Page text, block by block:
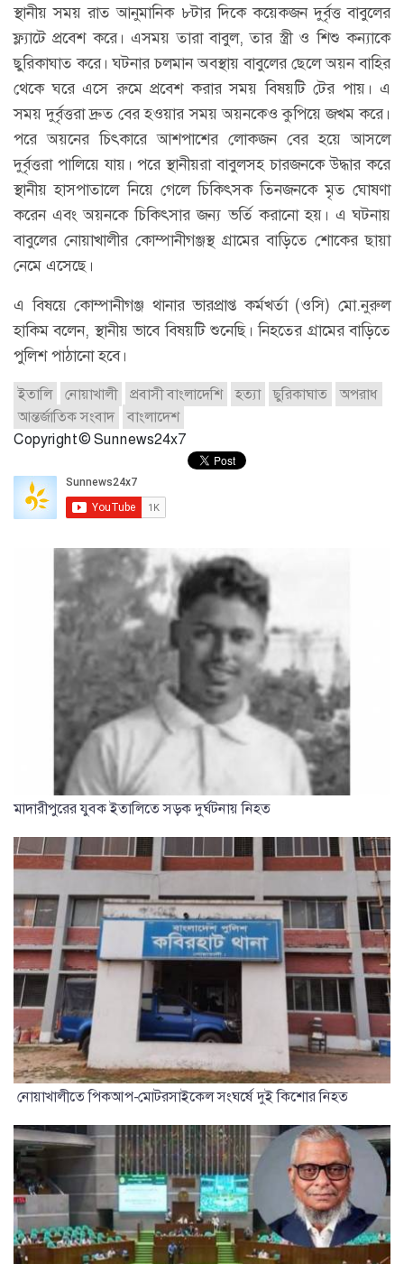
স্থানীয় সময় রাত আনুমানিক ৮টার দিকে কয়েকজন দুর্বৃত্ত বাবুলের
ফ্ল্যাটে প্রবেশ করে। এসময় তারা বাবুল, তার স্ত্রী ও শিশু কন্যাকে
ছুরিকাঘাত করে। ঘটনার চলমান অবস্থায় বাবুলের ছেলে অয়ন বাহির
থেকে ঘরে এসে রুমে প্রবেশ করার সময় বিষয়টি টের পায়। এ
সময় দুর্বৃত্তরা দ্রুত বের হওয়ার সময় অয়নকেও কুপিয়ে জখম করে।
পরে অয়নের চিৎকারে আশপাশের লোকজন বের হয়ে আসলে
দুর্বৃত্তরা পালিয়ে যায়। পরে স্থানীয়রা বাবুলসহ চারজনকে উদ্ধার করে
স্থানীয় হাসপাতালে নিয়ে গেলে চিকিৎসক তিনজনকে মৃত ঘোষণা
করেন এবং অয়নকে চিকিৎসার জন্য ভর্তি করানো হয়। এ ঘটনায়
বাবুলের নোয়াখালীর কোম্পানীগঞ্জস্থ গ্রামের বাড়িতে শোকের ছায়া
নেমে এসেছে।
এ বিষয়ে কোম্পানীগঞ্জ থানার ভারপ্রাপ্ত কর্মখর্তা (ওসি) মো.নুরুল
হাকিম বলেন, স্থানীয় ভাবে বিষয়টি শুনেছি। নিহতের গ্রামের বাড়িতে
পুলিশ পাঠানো হবে।
ইতালি নোয়াখালী প্রবাসী বাংলাদেশি হত্যা ছুরিকাঘাত
অপরাধ
আন্তর্জাতিক সংবাদ
বাংলাদেশ
Copyright © Sunnews24x7
মাদারীপুরের যুবক ইতালিতে সড়ক দুর্ঘটনায় নিহত
নোয়াখালীতে পিকআপ-মোটরসাইকেল সংঘর্ষে দুই কিশোর নিহত